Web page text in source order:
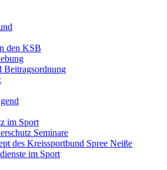
den KSB
Beitragsordnung
im Sport
Seminare
des Kreissportbund Spree Neiße
im Sport